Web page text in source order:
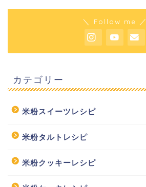
＼ Follow me ／
カテゴリー
米粉スイーツレシピ
米粉タルトレシピ
米粉クッキーレシピ